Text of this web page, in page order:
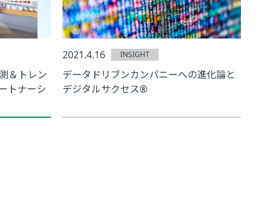
＆トレン
トナーシ
2021.4.16 INSIGHT
データドリブンカンパニーへの進化論と
デジタルサクセス®